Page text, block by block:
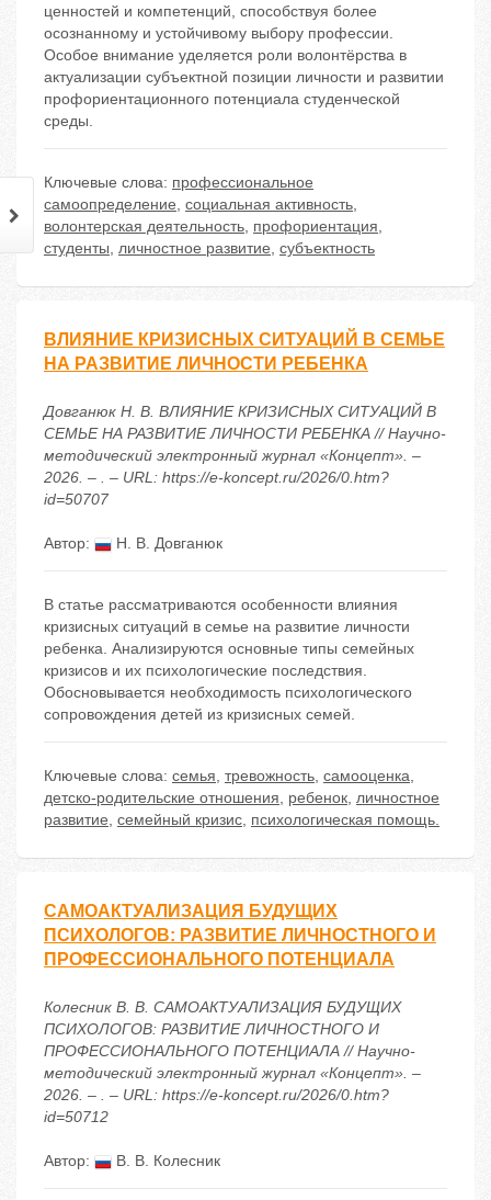
ценностей и компетенций, способствуя более
осознанному и устойчивому выбору профессии.
Особое внимание уделяется роли волонтёрства в
актуализации субъектной позиции личности и развитии
профориентационного потенциала студенческой
среды.
Ключевые слова: профессиональное
самоопределение, социальная активность,
волонтерская деятельность, профориентация,
студенты, личностное развитие, субъектность
ВЛИЯНИЕ КРИЗИСНЫХ СИТУАЦИЙ В СЕМЬЕ
НА РАЗВИТИЕ ЛИЧНОСТИ РЕБЕНКА
Довганюк Н. В. ВЛИЯНИЕ КРИЗИСНЫХ СИТУАЦИЙ В
СЕМЬЕ НА РАЗВИТИЕ ЛИЧНОСТИ РЕБЕНКА // Научно-
методический электронный журнал «Концепт». –
2026. – . – URL: https://e-koncept.ru/2026/0.htm?
id=50707
Автор: Н. В. Довганюк
В статье рассматриваются особенности влияния
кризисных ситуаций в семье на развитие личности
ребенка. Анализируются основные типы семейных
кризисов и их психологические последствия.
Обосновывается необходимость психологического
сопровождения детей из кризисных семей.
Ключевые слова: семья, тревожность, самооценка,
детско-родительские отношения, ребенок, личностное
развитие, семейный кризис, психологическая помощь.
САМОАКТУАЛИЗАЦИЯ БУДУЩИХ
ПСИХОЛОГОВ: РАЗВИТИЕ ЛИЧНОСТНОГО И
ПРОФЕССИОНАЛЬНОГО ПОТЕНЦИАЛА
Колесник В. В. САМОАКТУАЛИЗАЦИЯ БУДУЩИХ
ПСИХОЛОГОВ: РАЗВИТИЕ ЛИЧНОСТНОГО И
ПРОФЕССИОНАЛЬНОГО ПОТЕНЦИАЛА // Научно-
методический электронный журнал «Концепт». –
2026. – . – URL: https://e-koncept.ru/2026/0.htm?
id=50712
Автор: В. В. Колесник